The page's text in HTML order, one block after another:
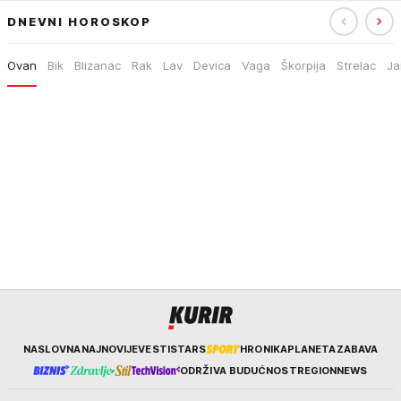
DNEVNI HOROSKOP
Ovan Bik Blizanac Rak Lav Devica Vaga Škorpija Strelac
KurirNASLOVNANAJNOVIJEVESTISTARS HRONIKAPLANETAZABAVA
ODRŽIVA BUDUĆNOSTREGIONNEWS